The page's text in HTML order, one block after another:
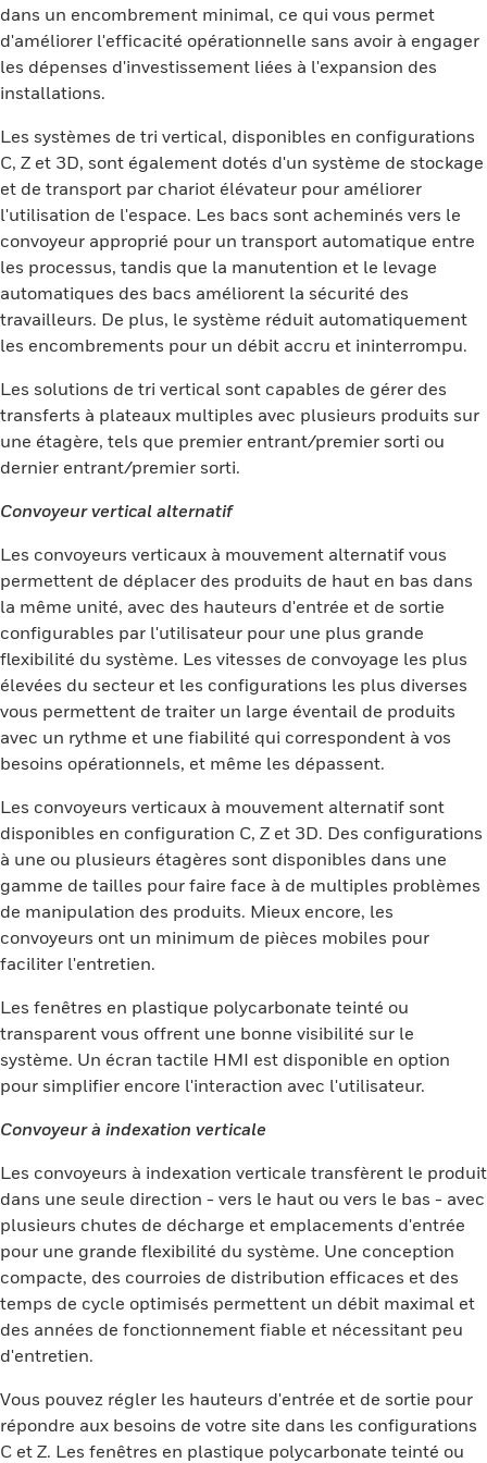
dans un encombrement minimal, ce qui vous permet
d'améliorer l'efficacité opérationnelle sans avoir à engager
les dépenses d'investissement liées à l'expansion des
installations.
Les systèmes de tri vertical, disponibles en configurations
C, Z et 3D, sont également dotés d'un système de stockage
et de transport par chariot élévateur pour améliorer
l'utilisation de l'espace. Les bacs sont acheminés vers le
convoyeur approprié pour un transport automatique entre
les processus, tandis que la manutention et le levage
automatiques des bacs améliorent la sécurité des
travailleurs. De plus, le système réduit automatiquement
les encombrements pour un débit accru et ininterrompu.
Les solutions de tri vertical sont capables de gérer des
transferts à plateaux multiples avec plusieurs produits sur
une étagère, tels que premier entrant/premier sorti ou
dernier entrant/premier sorti.
Convoyeur vertical alternatif
Les convoyeurs verticaux à mouvement alternatif vous
permettent de déplacer des produits de haut en bas dans
la même unité, avec des hauteurs d'entrée et de sortie
configurables par l'utilisateur pour une plus grande
flexibilité du système. Les vitesses de convoyage les plus
élevées du secteur et les configurations les plus diverses
vous permettent de traiter un large éventail de produits
avec un rythme et une fiabilité qui correspondent à vos
besoins opérationnels, et même les dépassent.
Les convoyeurs verticaux à mouvement alternatif sont
disponibles en configuration C, Z et 3D. Des configurations
à une ou plusieurs étagères sont disponibles dans une
gamme de tailles pour faire face à de multiples problèmes
de manipulation des produits. Mieux encore, les
convoyeurs ont un minimum de pièces mobiles pour
faciliter l'entretien.
Les fenêtres en plastique polycarbonate teinté ou
transparent vous offrent une bonne visibilité sur le
système. Un écran tactile HMI est disponible en option
pour simplifier encore l'interaction avec l'utilisateur.
Convoyeur à indexation verticale
Les convoyeurs à indexation verticale transfèrent le produit
dans une seule direction - vers le haut ou vers le bas - avec
plusieurs chutes de décharge et emplacements d'entrée
pour une grande flexibilité du système. Une conception
compacte, des courroies de distribution efficaces et des
temps de cycle optimisés permettent un débit maximal et
des années de fonctionnement fiable et nécessitant peu
d'entretien.
Vous pouvez régler les hauteurs d'entrée et de sortie pour
répondre aux besoins de votre site dans les configurations
C et Z. Les fenêtres en plastique polycarbonate teinté ou